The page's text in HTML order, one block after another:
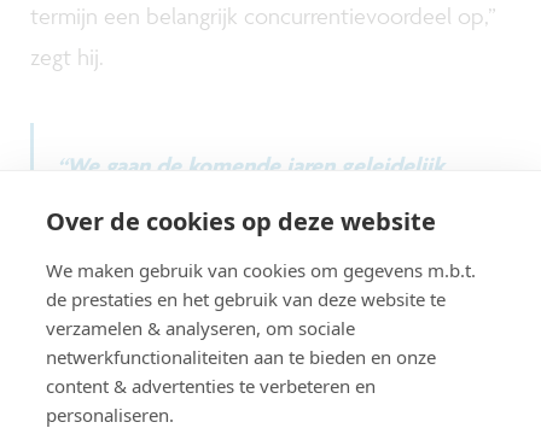
Over de cookies op deze website
We maken gebruik van cookies om gegevens m.b.t.
de prestaties en het gebruik van deze website te
verzamelen & analyseren, om sociale
netwerkfunctionaliteiten aan te bieden en onze
content & advertenties te verbeteren en
personaliseren.
termijn een belangrijk concurrentievoordeel op,”
zegt hij.
“We gaan de komende jaren geleidelijk
meer TSN-features in draadloze netwerken
stap gebeuren. Eerst moeten de
commerciële chips ontwikkeld worden die
de nodige features ondersteunen, en dan
pas volgen de toepassingen.”